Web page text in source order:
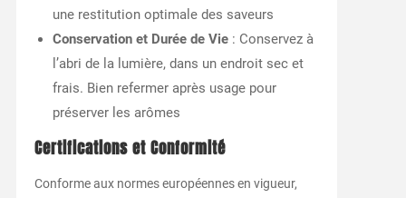
une restitution optimale des saveurs
Conservation et Durée de Vie: Conservez à
l’abri de la lumière, dans un endroit sec et
frais. Bien refermer après usage pour
préserver les arômes
Certifications et Conformité
Conforme aux normes européennes en vigueur,